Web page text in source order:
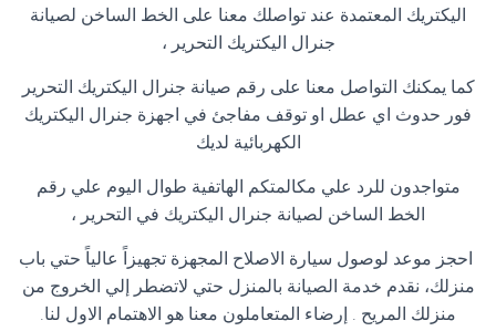
اليكتريك المعتمدة عند تواصلك معنا على الخط الساخن لصيانة
جنرال اليكتريك التحرير ،
كما يمكنك التواصل معنا على رقم صيانة جنرال اليكتريك التحرير
فور حدوث اي عطل او توقف مفاجئ في اجهزة جنرال اليكتريك
الكهربائية لديك
متواجدون للرد علي مكالمتكم الهاتفية طوال اليوم علي رقم
الخط الساخن لصيانة جنرال اليكتريك في التحرير ،
احجز موعد لوصول سيارة الاصلاح المجهزة تجهيزاً عالياً حتي باب
منزلك، نقدم خدمة الصيانة بالمنزل حتي لاتضطر إلي الخروج من
منزلك المريح . إرضاء المتعاملون معنا هو الاهتمام الاول لنا.